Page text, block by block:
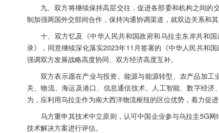
九、双方将继续保持高层交往，促进各部委和机构之间
制加强两国外交部间合作，保持沟通协调渠道，就双边关系和
十、双方忆及《中华人民共和国政府和乌拉圭东岸共和
录》，同意继续深化落实2023年11月签署的《中华人民共和
强调双方发展战略高度协同、双方经济高度互补。
双方表示愿在产业与投资、能源与能源转型、农产品加
关、物流、海运及港口、信息通信技术、人工智能、数字经
为，应利用乌拉圭作为南大西洋物流枢纽的区位优势，着力促
乌方重申其技术中立原则，认可中国企业参与乌拉圭5G
技术解决方案进行评估。